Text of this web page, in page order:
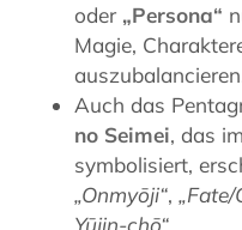
oder „Persona“
Magie,
Auch das
no Seimei, das
symbolisiert,
„Onmyōji“, „Fate/
Yūjin-chō“